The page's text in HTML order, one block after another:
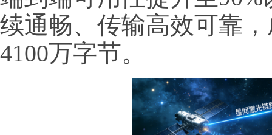
续通畅、传输高效可靠
4100万字节。